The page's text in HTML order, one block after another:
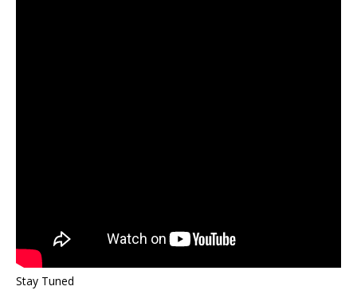
Stay Tuned